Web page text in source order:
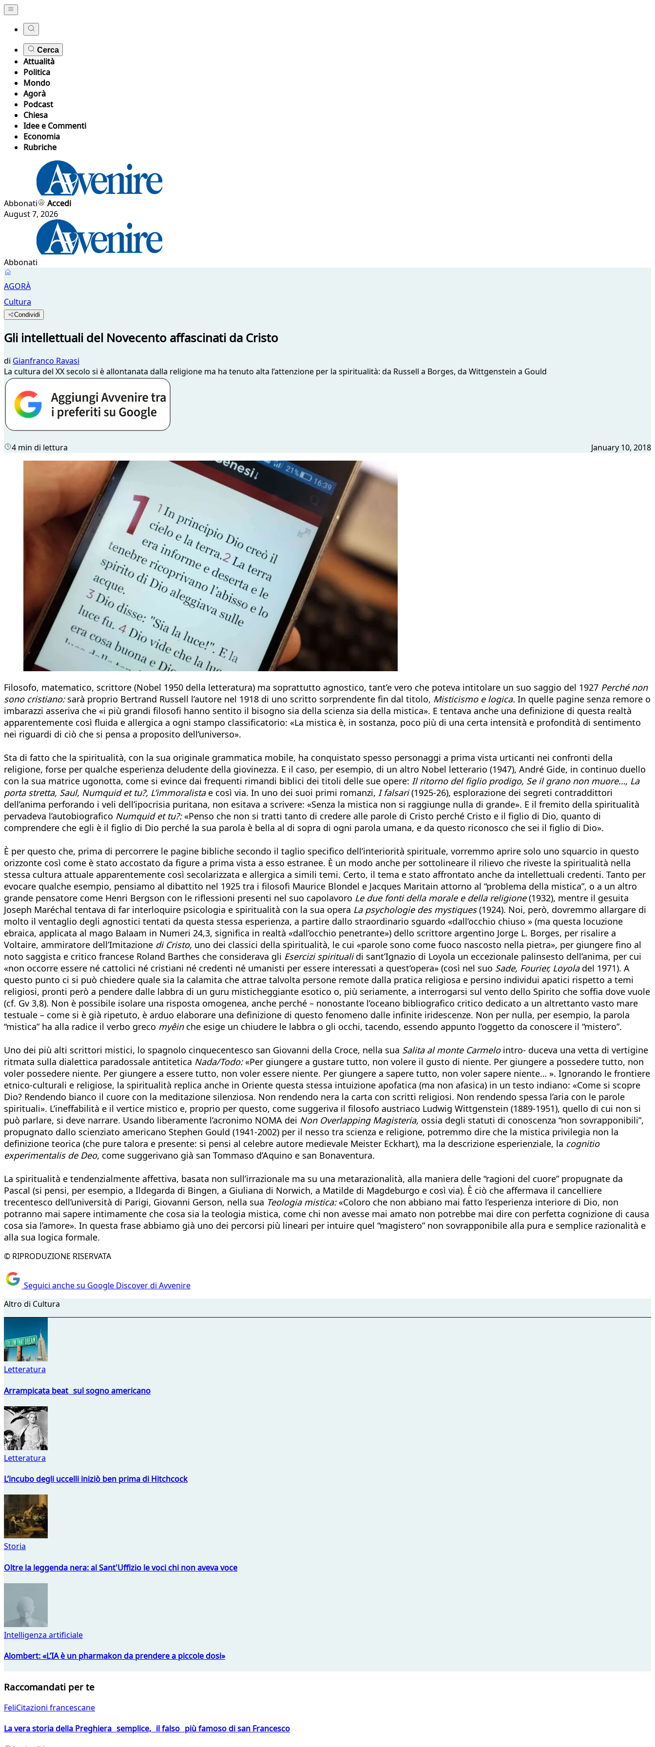
Cerca
Attualità
Politica
Mondo
Agorà
Podcast
Chiesa
Idee e Commenti
Economia
Rubriche
Abbonati
Accedi
August 7, 2026
Abbonati
AGORÀ
Cultura
Condividi
Gli intellettuali del Novecento affascinati da Cristo
di Gianfranco Ravasi
La cultura del XX secolo si è allontanata dalla religione ma ha tenuto alta l’attenzione per la spiritualità: da Russell a Borges, da Wittgenstein a Gould
4 min di lettura January 10, 2018
Filosofo, matematico, scrittore (Nobel 1950 della letteratura) ma soprattutto agnostico, tant’e vero che poteva intitolare un suo saggio del 1927 Perché non
sono cristiano:sarà proprio Bertrand Russell l’autore nel 1918 di uno scritto sorprendente fin dal titolo, Misticismo e logica. In quelle pagine senza remore o
imbarazzi asseriva che «i più grandi filosofi hanno sentito il bisogno sia della scienza sia della mistica». E tentava anche una definizione di questa realtà
apparentemente così fluida e allergica a ogni stampo classificatorio: «La mistica è, in sostanza, poco più di una certa intensità e profondità di sentimento
nei riguardi di ciò che si pensa a proposito dell’universo».
Sta di fatto che la spiritualità, con la sua originale grammatica mobile, ha conquistato spesso personaggi a prima vista urticanti nei confronti della
religione, forse per qualche esperienza deludente della giovinezza. E il caso, per esempio, di un altro Nobel letterario (1947), André Gide, in continuo duello
con la sua matrice ugonotta, come si evince dai frequenti rimandi biblici dei titoli delle sue opere: Il ritorno del figlio prodigo, Se il grano non muore…, La
porta stretta, Saul, Numquid et tu?, L’immoralistae così via. In uno dei suoi primi romanzi, I falsari(1925-26), esplorazione dei segreti contraddittori
dell’anima perforando i veli dell’ipocrisia puritana, non esitava a scrivere: «Senza la mistica non si raggiunge nulla di grande». E il fremito della spiritualità
pervadeva l’autobiografico Numquid et tu?:«Penso che non si tratti tanto di credere alle parole di Cristo perché Cristo e il figlio di Dio, quanto di
comprendere che egli è il figlio di Dio perché la sua parola è bella al di sopra di ogni parola umana, e da questo riconosco che sei il figlio di Dio».
È per questo che, prima di percorrere le pagine bibliche secondo il taglio specifico dell’interiorità spirituale, vorremmo aprire solo uno squarcio in questo
orizzonte così come è stato accostato da figure a prima vista a esso estranee. È un modo anche per sottolineare il rilievo che riveste la spiritualità nella
stessa cultura attuale apparentemente così secolarizzata e allergica a simili temi. Certo, il tema e stato affrontato anche da intellettuali credenti. Tanto per
evocare qualche esempio, pensiamo al dibattito nel 1925 tra i filosofi Maurice Blondel e Jacques Maritain attorno al “problema della mistica”, o a un altro
grande pensatore come Henri Bergson con le riflessioni presenti nel suo capolavoro Le due fonti della morale e della religione(1932), mentre il gesuita
Joseph Maréchal tentava di far interloquire psicologia e spiritualità con la sua opera La psychologie des mystiques(1924). Noi, però, dovremmo allargare di
molto il ventaglio degli agnostici tentati da questa stessa esperienza, a partire dallo straordinario sguardo «dall’occhio chiuso » (ma questa locuzione
ebraica, applicata al mago Balaam in Numeri 24,3, significa in realtà «dall’occhio penetrante») dello scrittore argentino Jorge L. Borges, per risalire a
Voltaire, ammiratore dell’Imitazione di Cristo, uno dei classici della spiritualità, le cui «parole sono come fuoco nascosto nella pietra», per giungere fino al
noto saggista e critico francese Roland Barthes che considerava gli Esercizi spiritualidi sant’Ignazio di Loyola un eccezionale palinsesto dell’anima, per cui
«non occorre essere né cattolici né cristiani né credenti né umanisti per essere interessati a quest’opera» (così nel suo Sade, Fourier, Loyoladel 1971). A
questo punto ci si può chiedere quale sia la calamita che attrae talvolta persone remote dalla pratica religiosa e persino individui apatici rispetto a temi
religiosi, pronti però a pendere dalle labbra di un guru misticheggiante esotico o, più seriamente, a interrogarsi sul vento dello Spirito che soffia dove vuole
(cf. Gv 3,8). Non è possibile isolare una risposta omogenea, anche perché – nonostante l’oceano bibliografico critico dedicato a un altrettanto vasto mare
testuale – come si è già ripetuto, è arduo elaborare una definizione di questo fenomeno dalle infinite iridescenze. Non per nulla, per esempio, la parola
“mistica” ha alla radice il verbo greco myêinche esige un chiudere le labbra o gli occhi, tacendo, essendo appunto l’oggetto da conoscere il “mistero”.
Uno dei più alti scrittori mistici, lo spagnolo cinquecentesco san Giovanni della Croce, nella sua Salita al monte Carmelointro- duceva una vetta di vertigine
ritmata sulla dialettica paradossale antitetica Nada/Todo:«Per giungere a gustare tutto, non volere il gusto di niente. Per giungere a possedere tutto, non
voler possedere niente. Per giungere a essere tutto, non voler essere niente. Per giungere a sapere tutto, non voler sapere niente… ». Ignorando le frontiere
etnico-culturali e religiose, la spiritualità replica anche in Oriente questa stessa intuizione apofatica (ma non afasica) in un testo indiano: «Come si scopre
Dio? Rendendo bianco il cuore con la meditazione silenziosa. Non rendendo nera la carta con scritti religiosi. Non rendendo spessa l’aria con le parole
spirituali». L’ineffabilità e il vertice mistico e, proprio per questo, come suggeriva il filosofo austriaco Ludwig Wittgenstein (1889-1951), quello di cui non si
può parlare, si deve narrare. Usando liberamente l’acronimo NOMA dei Non Overlapping Magisteria, ossia degli statuti di conoscenza “non sovrapponibili”,
propugnato dallo scienziato americano Stephen Gould (1941-2002) per il nesso tra scienza e religione, potremmo dire che la mistica privilegia non la
definizione teorica (che pure talora e presente: si pensi al celebre autore medievale Meister Eckhart), ma la descrizione esperienziale, la cognitio
experimentalis de Deo, come suggerivano già san Tommaso d’Aquino e san Bonaventura.
La spiritualità e tendenzialmente affettiva, basata non sull’irrazionale ma su una metarazionalità, alla maniera delle “ragioni del cuore” propugnate da
Pascal (si pensi, per esempio, a Ildegarda di Bingen, a Giuliana di Norwich, a Matilde di Magdeburgo e così via). È ciò che affermava il cancelliere
trecentesco dell’università di Parigi, Giovanni Gerson, nella sua Teologia mistica:«Coloro che non abbiano mai fatto l’esperienza interiore di Dio, non
potranno mai sapere intimamente che cosa sia la teologia mistica, come chi non avesse mai amato non potrebbe mai dire con perfetta cognizione di causa
cosa sia l’amore». In questa frase abbiamo già uno dei percorsi più lineari per intuire quel “magistero” non sovrapponibile alla pura e semplice razionalità e
alla sua logica formale.
© RIPRODUZIONE RISERVATA
Seguici anche su Google Discover di Avvenire
Altro di Cultura
Letteratura
Arrampicata beat sul sogno americano
Letteratura
L’incubo degli uccelli iniziò ben prima di Hitchcock
Storia
Oltre la leggenda nera: al Sant'Uffizio le voci chi non aveva voce
Intelligenza artificiale
Alombert: «L’IA è un pharmakon da prendere a piccole dosi»
Raccomandati per te
FeliCitazioni francescane
La vera storia della Preghiera semplice, il falso più famoso di san Francesco